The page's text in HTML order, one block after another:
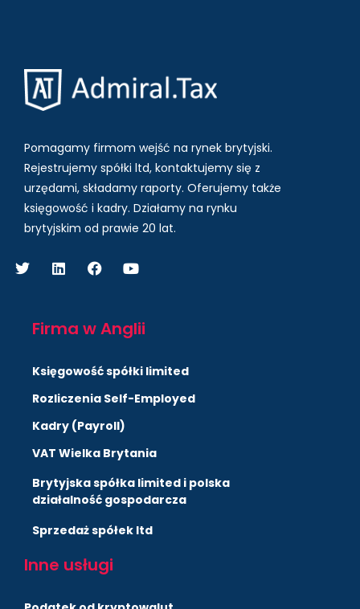
Pomagamy firmom wejść na rynek brytyjski.
Rejestrujemy spółki ltd, kontaktujemy się z
urzędami, składamy raporty. Oferujemy także
księgowość i kadry. Działamy na rynku
brytyjskim od prawie 20 lat.
Firma w Anglii
Księgowość spółki limited
Rozliczenia Self-Employed
Kadry (Payroll)
VAT Wielka Brytania
Brytyjska spółka limited i polska
działalność gospodarcza
Sprzedaż spółek ltd
Inne usługi